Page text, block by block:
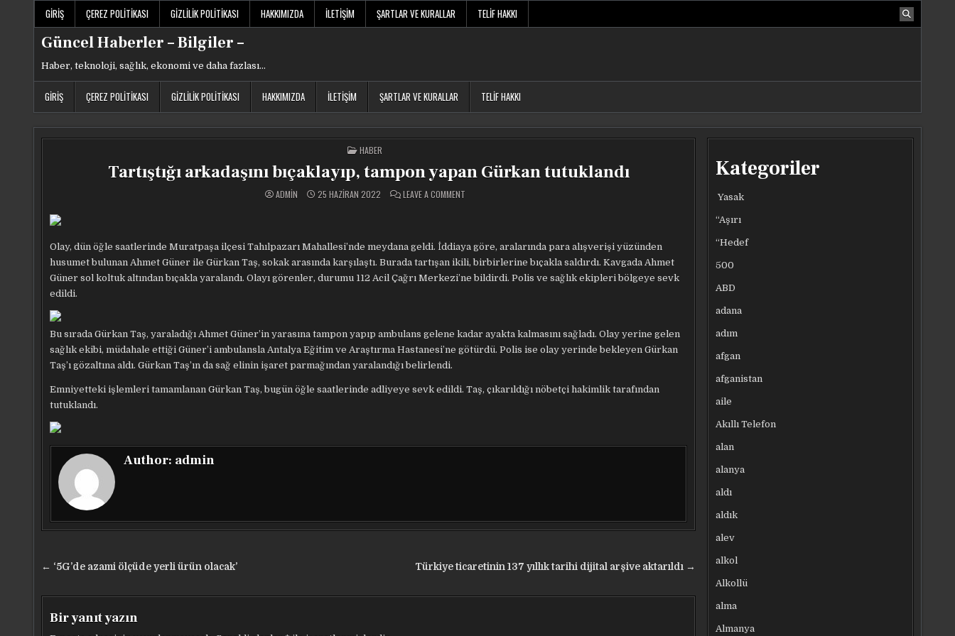
GIRIŞ ÇEREZ POLITIKASI GIZLILIK POLITIKASI HAKKIMIZDA İLETIŞIM ŞARTLAR VE KURALLAR TELIF HAKKI
Güncel Haberler – Bilgiler –
Haber, teknoloji, sağlık, ekonomi ve daha fazlası…
GIRIŞ ÇEREZ POLITIKASI GIZLILIK POLITIKASI HAKKIMIZDA İLETIŞIM ŞARTLAR VE KURALLAR TELIF HAKKI
POSTED
IN
HABER
Tartıştığı arkadaşını bıçaklayıp, tampon yapan Gürkan tutuklandı
ADMIN 25 HAZIRAN 2022 LEAVE A COMMENTON
GÜRKAN
TUTUKLANDI
Olay, dün öğle saatlerinde Muratpaşa ilçesi Tahılpazarı Mahallesi’nde meydana geldi. İddiaya göre, aralarında para alışverişi yüzünden
husumet bulunan Ahmet Güner ile Gürkan Taş, sokak arasında karşılaştı. Burada tartışan ikili, birbirlerine bıçakla saldırdı. Kavgada Ahmet
Güner sol koltuk altından bıçakla yaralandı. Olayı görenler, durumu 112 Acil Çağrı Merkezi’ne bildirdi. Polis ve sağlık ekipleri bölgeye sevk
edildi.
Bu sırada Gürkan Taş, yaraladığı Ahmet Güner’in yarasına tampon yapıp ambulans gelene kadar ayakta kalmasını sağladı. Olay yerine gelen
sağlık ekibi, müdahale ettiği Güner’i ambulansla Antalya Eğitim ve Araştırma Hastanesi’ne götürdü. Polis ise olay yerinde bekleyen Gürkan
Taş’ı gözaltına aldı. Gürkan Taş’ın da sağ elinin işaret parmağından yaralandığı belirlendi.
Emniyetteki işlemleri tamamlanan Gürkan Taş, bugün öğle saatlerinde adliyeye sevk edildi. Taş, çıkarıldığı nöbetçi hakimlik tarafından
tutuklandı.
Author: admin
Yazı Türkiye ticaretinin 137 yıllık tarihi dijital arşive aktarıldı →
← ‘5G’de azami ölçüde yerli ürün olacak’
Bir yanıt yazın
Kategoriler
Yasak
“Aşırı
“Hedef
500
ABD
adana
adım
afgan
afganistan
aile
Akıllı Telefon
alan
alanya
aldı
aldık
alev
alkol
Alkollü
alma
Almanya